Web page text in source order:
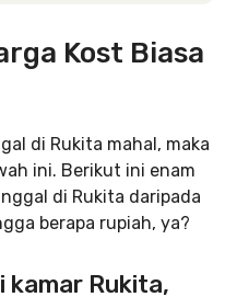
Kost Biasa
di Rukita mahal, maka
ini. Berikut ini enam
di Rukita daripada
berapa rupiah, ya?
kamar Rukita,